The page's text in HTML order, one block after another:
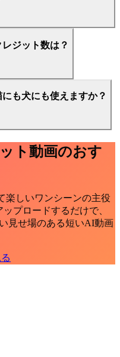
ジット数は？
も犬にも使えますか？
ト動画のおす
楽しいワンシーンの主役
プロードするだけで、
見せ場のある短いAI動画